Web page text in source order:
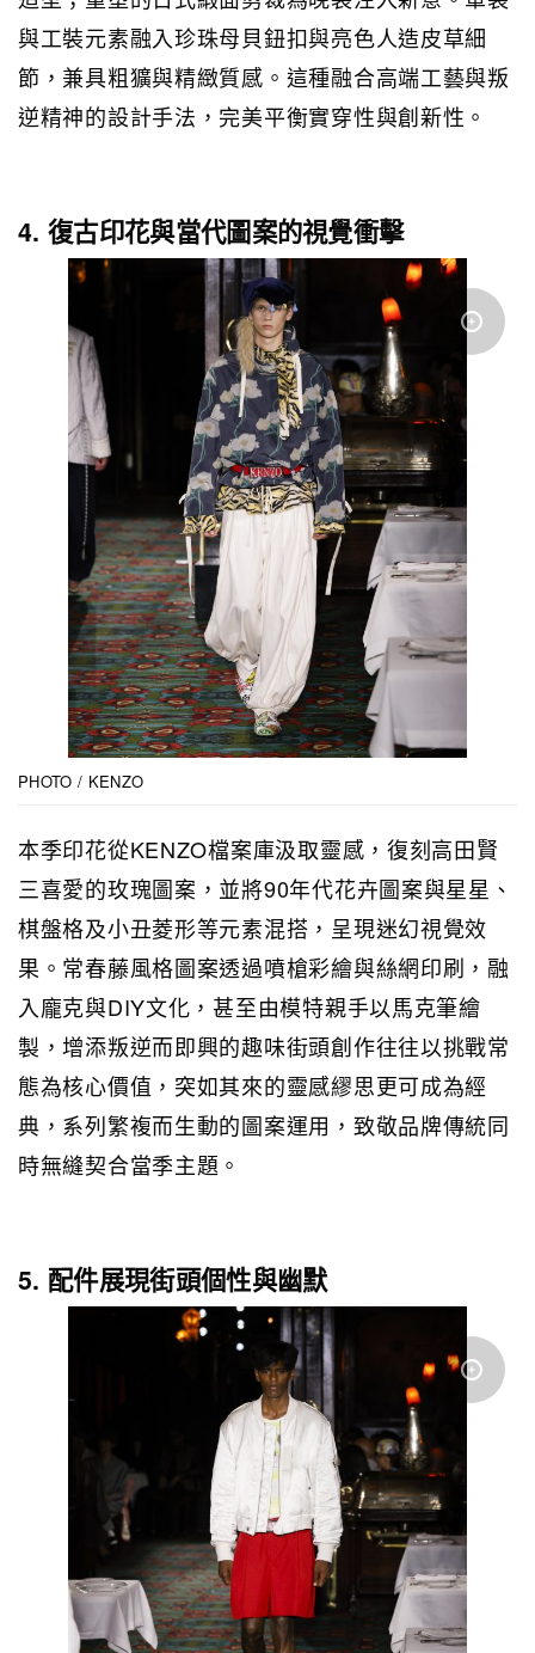
與工裝元素融入珍珠母貝鈕扣與亮色人造皮草細
節，兼具粗獷與精緻質感。這種融合高端工藝與叛
逆精神的設計手法，完美平衡實穿性與創新性。
4. 復古印花與當代圖案的視覺衝擊
PHOTO / KENZO
本季印花從KENZO檔案庫汲取靈感，復刻高田賢
三喜愛的玫瑰圖案，並將90年代花卉圖案與星星、
棋盤格及小丑菱形等元素混搭，呈現迷幻視覺效
果。常春藤風格圖案透過噴槍彩繪與絲網印刷，融
入龐克與DIY文化，甚至由模特親手以馬克筆繪
製，增添叛逆而即興的趣味街頭創作往往以挑戰常
態為核心價值，突如其來的靈感繆思更可成為經
典，系列繁複而生動的圖案運用，致敬品牌傳統同
時無縫契合當季主題。
5. 配件展現街頭個性與幽默